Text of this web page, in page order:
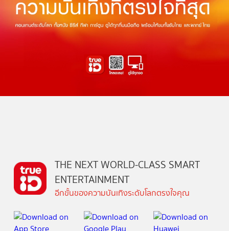
THE NEXT WORLD-CLASS SMART
ENTERTAINMENT
อีกขั้นของความบันเทิงระดับโลกตรงใจคุณ